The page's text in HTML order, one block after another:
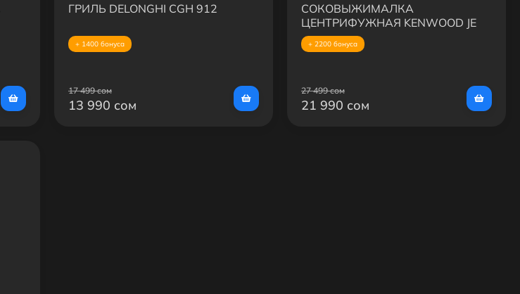
ГРИЛЬ DELONGHI CGH 912
+ 1400 бонуса
17 499 сом
13 990 сом
СОКОВЫЖИМАЛКА
ЦЕНТРИФУЖНАЯ KENWOOD JE
850
+ 2200 бонуса
27 499 сом
21 990 сом